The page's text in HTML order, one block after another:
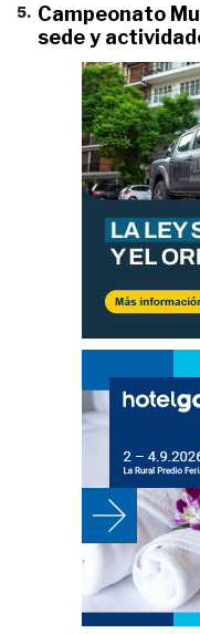
5. Campeonato
sede y